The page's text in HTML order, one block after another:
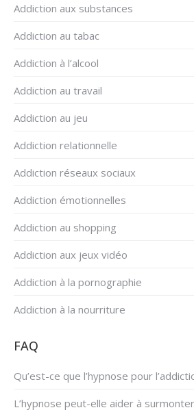
Addiction aux substances
Addiction au tabac
Addiction à l’alcool
Addiction au travail
Addiction au jeu
Addiction relationnelle
Addiction réseaux sociaux
Addiction émotionnelles
Addiction au shopping
Addiction aux jeux vidéo
Addiction à la pornographie
Addiction à la nourriture
FAQ
Qu’est-ce que l’hypnose pour
L’hypnose peut-elle aider à surmonter